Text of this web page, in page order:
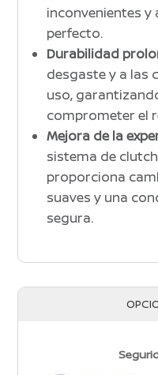
inconvenientes
perfecto.
Durabilidad
desgaste y a las
uso,
comprometer el
Mejora de la
sistema de
proporciona
suaves y una
segura.